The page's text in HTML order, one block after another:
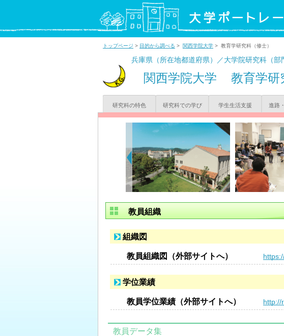
トップページ > 目的から調べる > 関西学院大学 > 教育学研究科（修士）
兵庫県（所在地都道府県）／大学院研究科（部
関西学院大学 教育学研
研究科の特色 研究科での学び 学生生活支援 進路
教員組織
組織図
教員組織図（外部サイトへ）
学位業績
教員学位業績（外部サイトへ） http://
教員データ集